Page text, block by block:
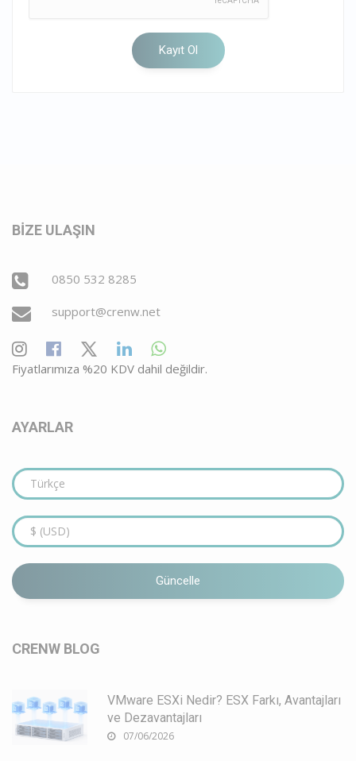
BİZE ULAŞIN
0850 532 8285
support@crenw.net
Fiyatlarımıza %20 KDV dahil değildir.
AYARLAR
Güncelle
CRENW BLOG
VMware ESXi Nedir? ESX Farkı, Avantajları
ve Dezavantajları
07/06/2026